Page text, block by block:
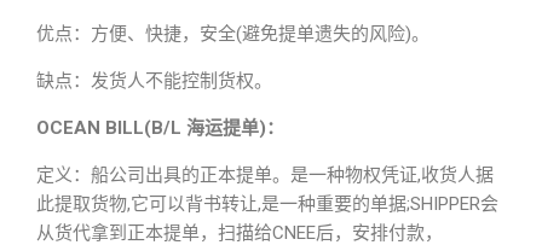
优点：方便、快捷，安全(避免提单遗失的风险)。
缺点：发货人不能控制货权。
OCEAN BILL(B/L 海运提单)：
定义：船公司出具的正本提单。是一种物权凭证,收货人据
此提取货物,它可以背书转让,是一种重要的单据;SHIPPER会
从货代拿到正本提单，扫描给CNEE后，安排付款，